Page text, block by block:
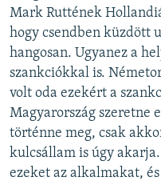
Mark Ruttének
hogy csendben küzdött
hangosan. Ugyanez a
szankciókkal is.
volt oda ezekért a
Magyarország szeretne
történne meg, csak
kulcsállam is úgy
ezeket az alkalmakat,